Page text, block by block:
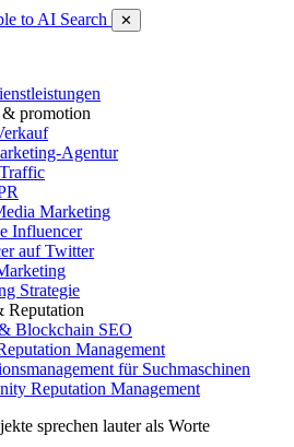
to AI Search ✕
promotion
Agentur
Marketing
Influencer
auf Twitter
Strategie
Reputation
Blockchain SEO
Management
für Suchmaschinen
Reputation Management
sprechen lauter als Worte